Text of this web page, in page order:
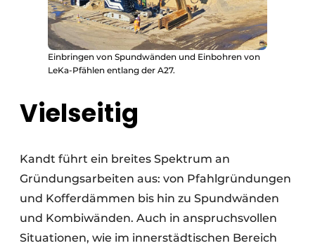
Einbringen von Spundwänden und Einbohren von
LeKa-Pfählen entlang der A27.
Vielseitig
Kandt führt ein breites Spektrum an
Gründungsarbeiten aus: von Pfahlgründungen
und Kofferdämmen bis hin zu Spundwänden
und Kombiwänden. Auch in anspruchsvollen
Situationen, wie im innerstädtischen Bereich